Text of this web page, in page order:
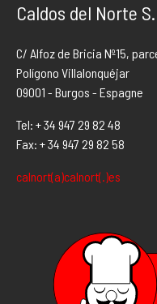
Caldos del Norte
C/ Alfoz de Bricia Nº15,
Polígono Villalonquéjar
09001 - Burgos - Espagne
Tel: + 34 947 29 82 48
Fax: + 34 947 29 82 58
calnort(a)calnort(.)es